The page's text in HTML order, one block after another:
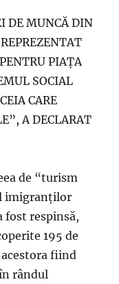
DE MUNCĂ DIN
PIAŢA
SOCIAL
CARE
A DECLARAT
de “turism
imigranţilor
fost respinsă,
195 de
fiind
rândul